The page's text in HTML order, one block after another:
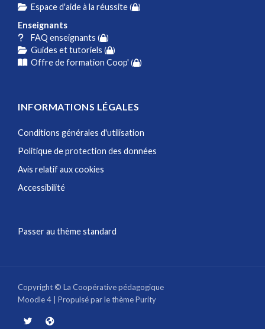
Espace d'aide à la réussite( )
Enseignants
FAQ enseignants ( )
Guides et tutoriels ( )
Offre de formation Coop' ( )
INFORMATIONS LÉGALES
Conditions générales d'utilisation
Politique de protection des données
Avis relatif aux cookies
Accessibilité
Passer au thème standard
Copyright © La Coopérative pédagogique
Moodle 4 | Propulsé par le thèmePurity